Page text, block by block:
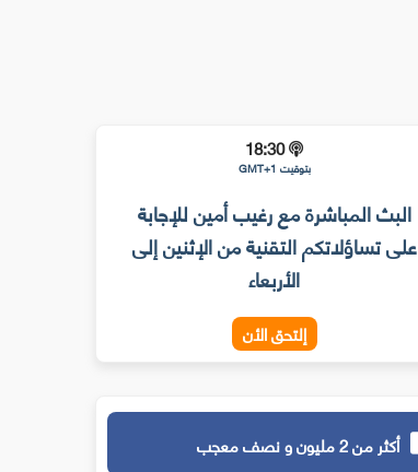
18:30
بتوقيت GMT+1
البث المباشرة مع رغيب أمين للإجابة
على تساؤلاتكم التقنية من الإثنين إلى
الأربعاء
إلتحق الأن
أكثر من 2 مليون و نصف معجب